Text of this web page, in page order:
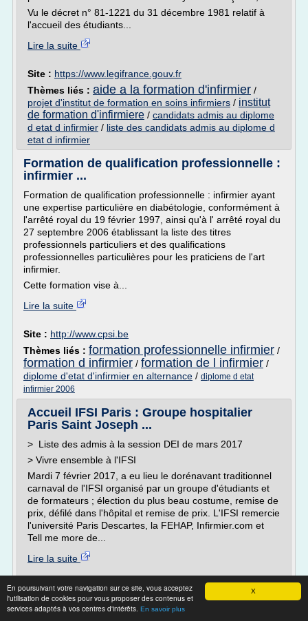
X
En poursuivant votre navigation sur ce site, vous acceptez
l'utilisation de cookies pour vous proposer des contenus et
services adaptés à vos centres d'intérêts. En savoir plus
Vu le décret n° 81-1221 du 31 décembre 1981 relatif à
l'accueil des étudiants...
Lire la suite
Site : https://www.legifrance.gouv.fr
Thèmes liés : aide a la formation d'infirmier /
projet d'institut de formation en soins infirmiers / institut
de formation d'infirmiere / candidats admis au diplome
d etat d infirmier / liste des candidats admis au diplome d
etat d infirmier
Formation de qualification professionnelle :
infirmier ...
Formation de qualification professionnelle : infirmier ayant
une expertise particulière en diabétologie, conformément à
l'arrêté royal du 19 février 1997, ainsi qu'à l' arrêté royal du
27 septembre 2006 établissant la liste des titres
professionnels particuliers et des qualifications
professionnelles particulières pour les praticiens de l'art
infirmier.
Cette formation vise à...
Lire la suite
Site : http://www.cpsi.be
Thèmes liés : formation professionnelle infirmier /
formation d infirmier / formation de l infirmier /
diplome d'etat d'infirmier en alternance / diplome d etat
infirmier 2006
Accueil IFSI Paris : Groupe hospitalier
Paris Saint Joseph ...
> Liste des admis à la session DEI de mars 2017
> Vivre ensemble à l'IFSI
Mardi 7 février 2017, a eu lieu le dorénavant traditionnel
carnaval de l'IFSI organisé par un groupe d'étudiants et
de formateurs ; élection du plus beau costume, remise de
prix, défilé dans l'hôpital et remise de prix. L'IFSI remercie
l'université Paris Descartes, la FEHAP, Infirmier.com et
Tell me more de...
Lire la suite
Site :http://www.hpsj.fr
Thèmes liés : ifsi ecole infirmiere paris ( hopital saint joseph )/
resultats diplome d etat infirmier ifsi